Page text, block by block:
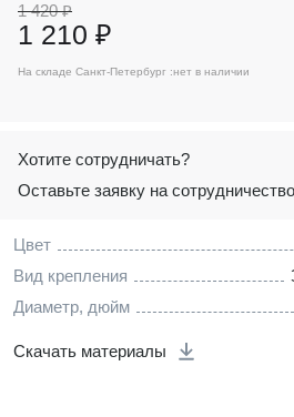
Цвет
Вид крепления
Диаметр, дюйм
Скачать материалы
1 420 ₽
1 210 ₽
На складе Санкт-Петербург :нет в наличии
Хотите сотрудничать?
Оставьте заявку на